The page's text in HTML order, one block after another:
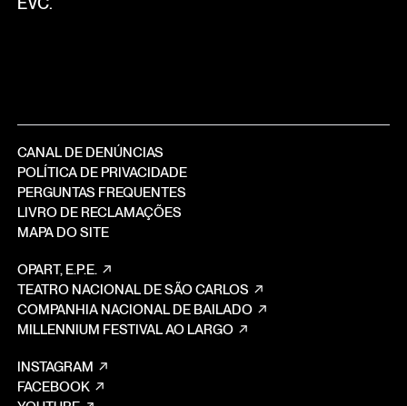
CANAL DE DENÚNCIAS
POLÍTICA DE PRIVACIDADE
PERGUNTAS FREQUENTES
LIVRO DE RECLAMAÇÕES
MAPA DO SITE
OPART, E.P.E.
TEATRO NACIONAL DE SÃO CARLOS
COMPANHIA NACIONAL DE BAILADO
MILLENNIUM FESTIVAL AO LARGO
INSTAGRAM
FACEBOOK